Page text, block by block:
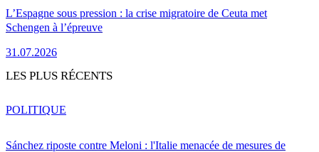
L’Espagne sous pression : la crise migratoire de Ceuta met
Schengen à l’épreuve
31.07.2026
LES PLUS RÉCENTS
Sánchez riposte contre Meloni : l'Italie menacée de mesures de
POLITIQUE